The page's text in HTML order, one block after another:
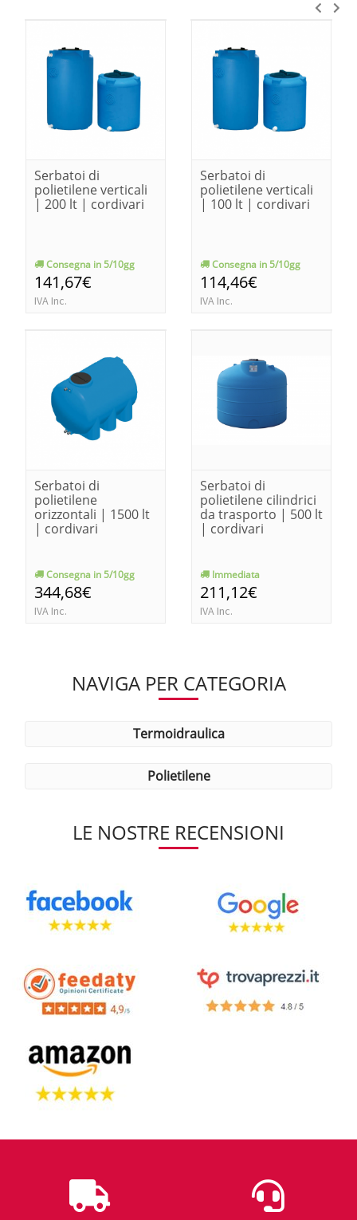
Serbatoi di
polietilene verticali
| 200 lt | cordivari
Consegna in 5/10gg
141,67€
IVA Inc.
Serbatoi di
polietilene verticali
| 100 lt | cordivari
Consegna in 5/10gg
114,46€
IVA Inc.
Serbatoi di
polietilene
orizzontali | 1500 lt
| cordivari
Consegna in 5/10gg
344,68€
IVA Inc.
Serbatoi di
polietilene cilindrici
da trasporto | 500 lt
| cordivari
Immediata
211,12€
IVA Inc.
NAVIGA PER CATEGORIA
termoidraulica
polietilene
LE NOSTRE RECENSIONI